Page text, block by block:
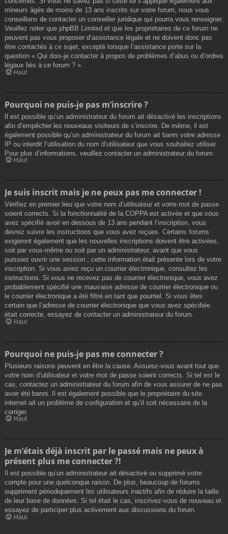
mineurs âgés de moins de 13 ans inscrits sur votre forum, nous vous
conseillons de contacter un conseiller juridique qui pourra vous renseigner.
Veuillez noter que phpBB Limited et que les propriétaires de ce forum ne
peuvent pas vous proposer d’assistance légale et ne doivent donc pas
être contactés à ce sujet, excepté lorsque l’assistance porte sur la
question « Qui dois-je contacter à propos de problèmes d’abus ou d’ordres
légaux liés à ce forum ? ».
Haut
Pourquoi ne puis-je pas m’inscrire ?
Il est possible qu’un administrateur du forum ait désactivé les inscriptions
afin d’empêcher les nouveaux visiteurs de s’inscrire. De même, il est
également possible qu’un administrateur du forum ait banni votre adresse
IP ou interdit l’utilisation du nom d’utilisateur que vous souhaitez utiliser.
Pour plus d’informations, veuillez contacter un administrateur du forum.
Haut
Je suis inscrit mais je ne peux pas me connecter !
Vérifiez en premier lieu que votre nom d’utilisateur et votre mot de passe
soient corrects. Si la fonctionnalité de la COPPA est activée et que vous
avez spécifié avoir en dessous de 13 ans pendant l’inscription, vous
devrez suivre les instructions que vous avez reçues. Certains forums
exigeront également que les nouvelles inscriptions doivent être activées,
soit par vous-même ou soit par un administrateur, avant que vous
puissiez ouvrir une session ; cette information était présente lors de votre
inscription. Si vous aviez reçu un courrier électronique, consultez les
instructions. Si vous ne recevez pas de courrier électronique, vous avez
probablement spécifié une mauvaise adresse de courrier électronique ou
le courrier électronique a été filtré en tant que pourriel. Si vous êtes
certain que l’adresse de courrier électronique que vous avez spécifiée
était correcte, essayez de contacter un administrateur du forum.
Haut
Pourquoi ne puis-je pas me connecter ?
Plusieurs raisons peuvent en être la cause. Assurez-vous avant tout que
votre nom d’utilisateur et votre mot de passe soient corrects. Si tel est le
cas, contactez un administrateur du forum afin de vous assurer de ne pas
avoir été banni. Il est également possible que le propriétaire du site
internet ait un problème de configuration et qu’il soit nécessaire de la
corriger.
Haut
Je m’étais déjà inscrit par le passé mais ne peux à
présent plus me connecter ?!
Il est possible qu’un administrateur ait désactivé ou supprimé votre
compte pour une quelconque raison. De plus, beaucoup de forums
suppriment périodiquement les utilisateurs inactifs afin de réduire la taille
de leur base de données. Si tel était le cas, inscrivez-vous de nouveau et
essayez de participer plus activement aux discussions du forum.
Haut